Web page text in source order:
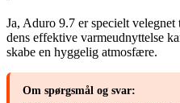
Ja, Aduro 9.7 er specielt
dens effektive varmeudnyttelse
skabe en hyggelig atmosfære.
Om spørgsmål og svar: